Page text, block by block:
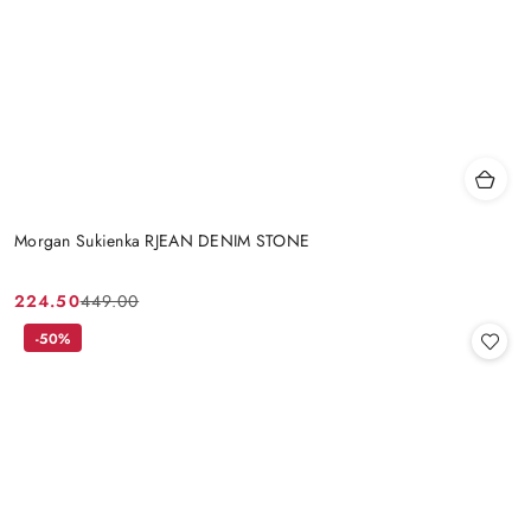
Morgan Sukienka RJEAN DENIM STONE
Cena
promocyjna:
224.50
Cena
przed
449.00
-50%